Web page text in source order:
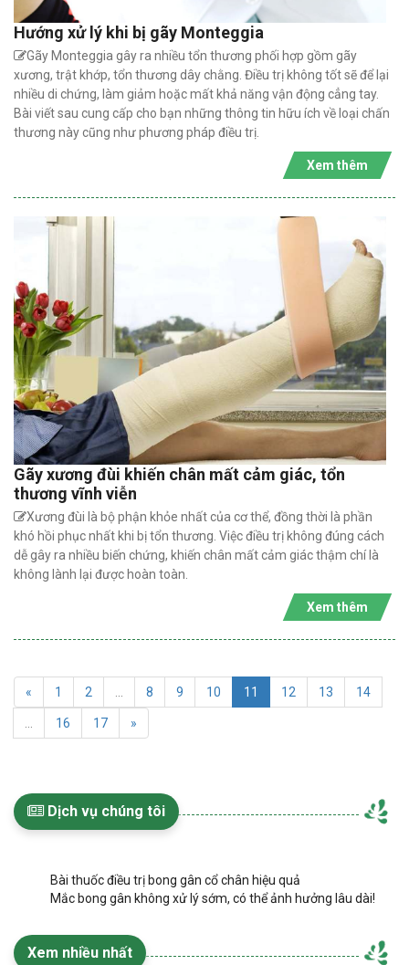
Hướng xử lý khi bị gãy Monteggia
Gãy Monteggia gây ra nhiều tổn thương phối hợp gồm gãy
xương, trật khớp, tổn thương dây chằng. Điều trị không tốt sẽ để lại
nhiều di chứng, làm giảm hoặc mất khả năng vận động cẳng tay.
Bài viết sau cung cấp cho bạn những thông tin hữu ích về loại chấn
thương này cũng như phương pháp điều trị.
Xem thêm
Gãy xương đùi khiến chân mất cảm giác, tổn
thương vĩnh viễn
Xương đùi là bộ phận khỏe nhất của cơ thể, đồng thời là phần
khó hồi phục nhất khi bị tổn thương. Việc điều trị không đúng cách
dễ gây ra nhiều biến chứng, khiến chân mất cảm giác thậm chí là
không lành lại được hoàn toàn.
Xem thêm
« 1 2 8 9 10 11 12 13 14
16 17 »
Dịch vụ chúng tôi
Bài thuốc điều trị bong gân cổ chân hiệu quả
Mắc bong gân không xử lý sớm, có thể ảnh hưởng lâu dài!
Xem nhiều nhất